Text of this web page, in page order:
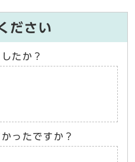
ださい
たか？
ったですか？